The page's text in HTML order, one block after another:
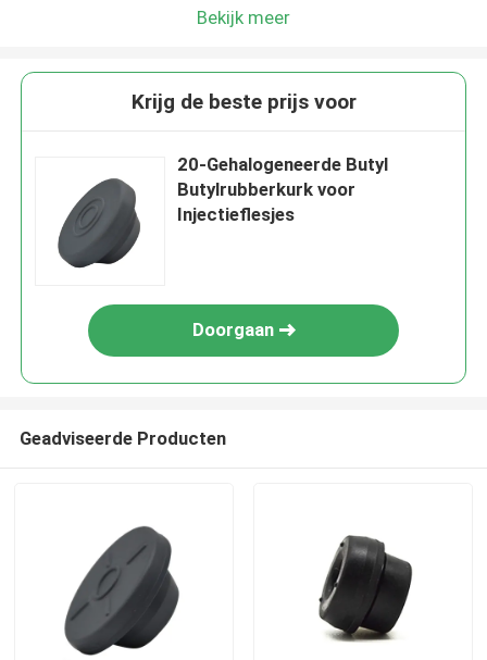
Bekijk meer
Krijg de beste prijs voor
20-Gehalogeneerde Butyl
Butylrubberkurk voor
Injectieflesjes
Doorgaan
Geadviseerde Producten